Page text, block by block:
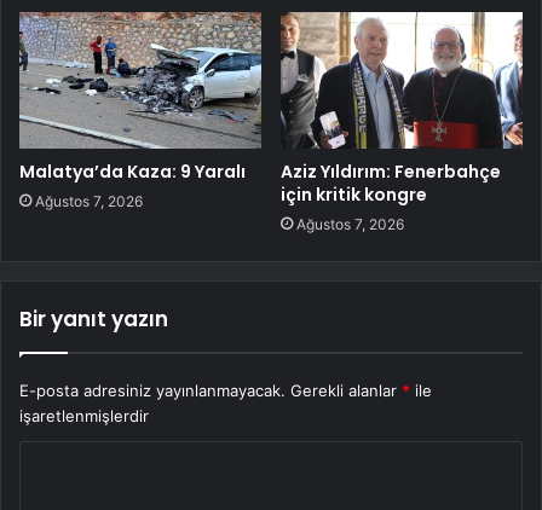
Malatya’da Kaza: 9 Yaralı
Ağustos 7, 2026
Aziz Yıldırım: Fenerbahçe
için kritik kongre
Ağustos 7, 2026
Bir yanıt yazın
E-posta adresiniz yayınlanmayacak. Gerekli alanlar * ile
işaretlenmişlerdir